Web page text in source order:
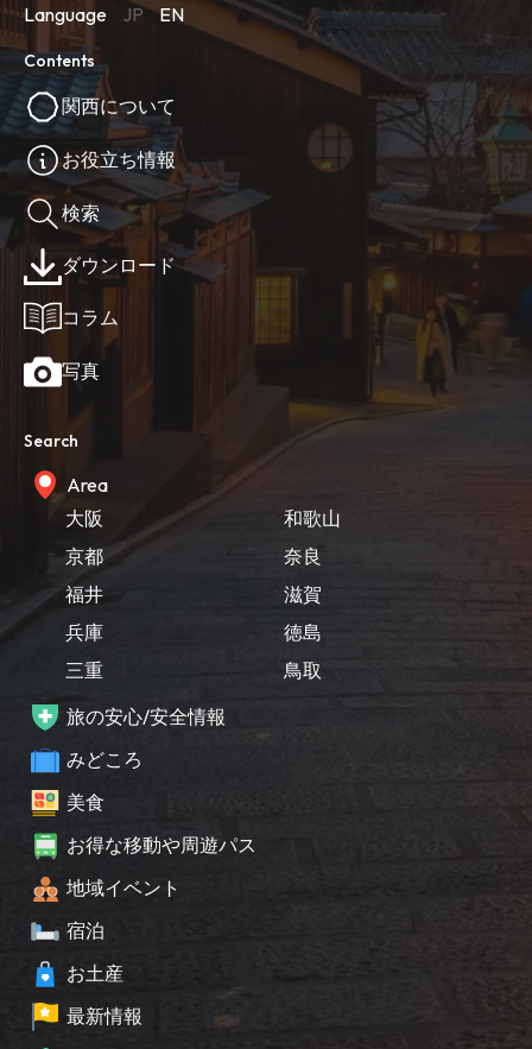
Language JP EN
Contents
関西について
お役立ち情報
検索
ダウンロード
コラム
写真
Search
Area
大阪
京都
福井
兵庫
三重
和歌山
奈良
滋賀
徳島
鳥取
旅の安心/安全情報
みどころ
美食
お得な移動や周遊パス
地域イベント
宿泊
お土産
最新情報